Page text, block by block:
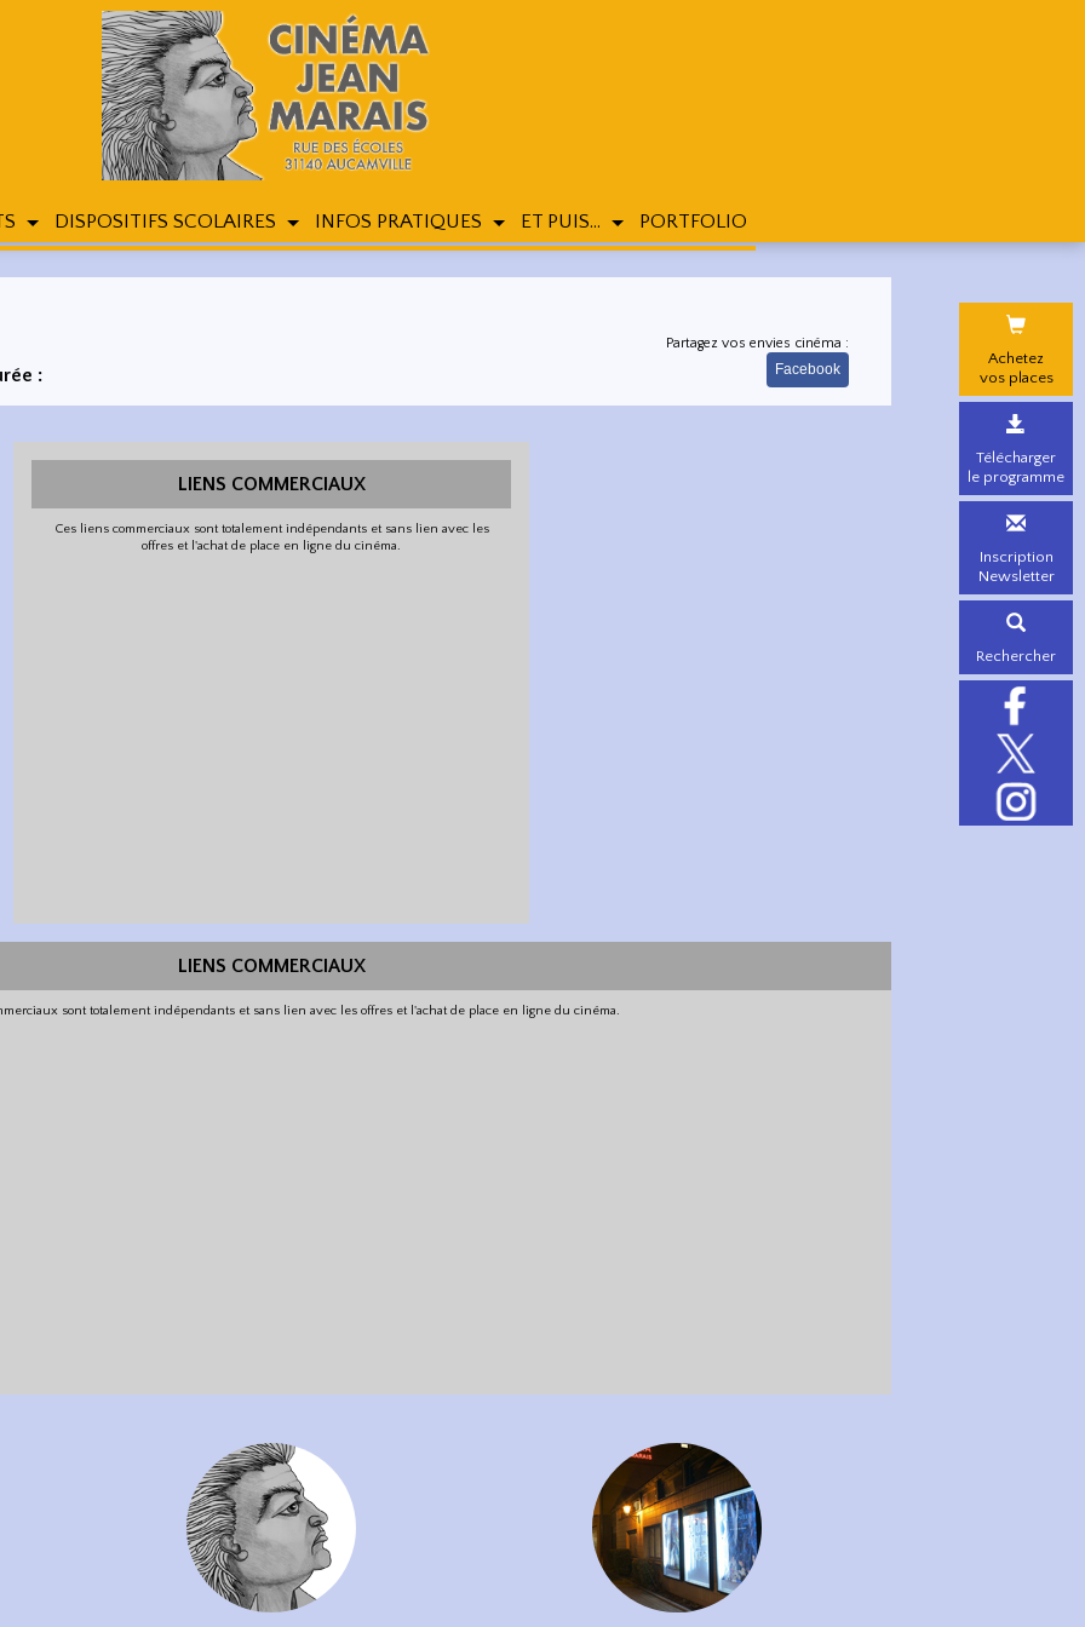
DISPOSITIFS SCOLAIRES INFOS PRATIQUES ET PUIS... PORTFOLIO
Achetez
vos places
Télécharger
le programme
Inscription
Newsletter
Rechercher
:
Partagez vos envies cinéma :
Facebook
LIENS COMMERCIAUX
Ces liens commerciaux sont totalement indépendants et sans lien avec les
offres et l'achat de place en ligne du cinéma.
LIENS COMMERCIAUX
sont totalement indépendants et sans lien avec les offres et l'achat de place en ligne du cinéma.